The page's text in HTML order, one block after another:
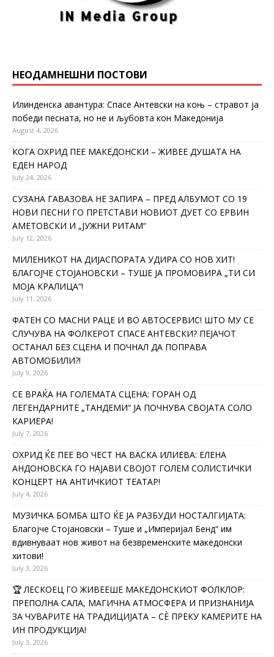
НЕОДАМНЕШНИ ПОСТОВИ
Илинденска авантура: Спасе Антевски на коњ – стравот ја
победи песната, но не и љубовта кон Македонија
August 4, 2026
КОГА ОХРИД ПЕЕ МАКЕДОНСКИ – ЖИВЕЕ ДУШАТА НА
ЕДЕН НАРОД
July 24, 2026
СУЗАНА ГАВАЗОВА НЕ ЗАПИРА – ПРЕД АЛБУМОТ СО 19
НОВИ ПЕСНИ ГО ПРЕТСТАВИ НОВИОТ ДУЕТ СО ЕРВИН
АМЕТОВСКИ И „ЈУЖНИ РИТАМ“
July 12, 2026
МИЛЕНИКОТ НА ДИЈАСПОРАТА УДИРА СО НОВ ХИТ!
БЛАГОЈЧЕ СТОЈАНОВСКИ – ТУШЕ ЈА ПРОМОВИРА „ТИ СИ
МОЈА КРАЛИЦА“!
July 11, 2026
ФАТЕН СО МАСНИ РАЦЕ И ВО АВТОСЕРВИС! ШТО МУ СЕ
СЛУЧУВА НА ФОЛКЕРОТ СПАСЕ АНТЕВСКИ? ПЕЈАЧОТ
ОСТАНАЛ БЕЗ СЦЕНА И ПОЧНАЛ ДА ПОПРАВА
АВТОМОБИЛИ?!
July 9, 2026
СЕ ВРАЌА НА ГОЛЕМАТА СЦЕНА: ГОРАН ОД
ЛЕГЕНДАРНИТЕ „ТАНДЕМИ“ ЈА ПОЧНУВА СВОЈАТА СОЛО
КАРИЕРА!
July 7, 2026
ОХРИД ЌЕ ПЕЕ ВО ЧЕСТ НА ВАСКА ИЛИЕВА: ЕЛЕНА
АНДОНОВСКА ГО НАЈАВИ СВОЈОТ ГОЛЕМ СОЛИСТИЧКИ
КОНЦЕРТ НА АНТИЧКИОТ ТЕАТАР!
July 4, 2026
МУЗИЧКА БОМБА ШТО ЌЕ ЈА РАЗБУДИ НОСТАЛГИЈАТА:
Благојче Стојановски – Туше и „Империјал Бенд“ им
вдивнуваат нов живот на безвременските македонски
хитови!
July 3, 2026
🏆 ЛЕСКОЕЦ ГО ЖИВЕЕШЕ МАКЕДОНСКИОТ ФОЛКЛОР:
ПРЕПОЛНА САЛА, МАГИЧНА АТМОСФЕРА И ПРИЗНАНИЈА
ЗА ЧУВАРИТЕ НА ТРАДИЦИЈАТА – СÈ ПРЕКУ КАМЕРИТЕ НА
ИН ПРОДУКЦИЈА!
July 3, 2026